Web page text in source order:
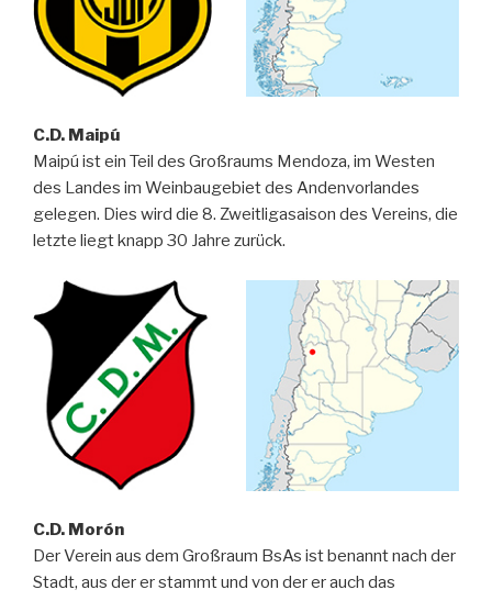
C.D. Maipú
Maipú ist ein Teil des Großraums Mendoza, im Westen
des Landes im Weinbaugebiet des Andenvorlandes
gelegen. Dies wird die 8. Zweitligasaison des Vereins, die
letzte liegt knapp 30 Jahre zurück.
C.D. Morón
Der Verein aus dem Großraum BsAs ist benannt nach der
Stadt, aus der er stammt und von der er auch das